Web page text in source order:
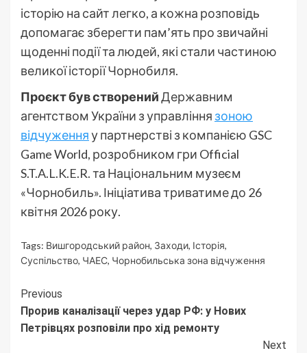
історію на сайт легко, а кожна розповідь
допомагає зберегти пам’ять про звичайні
щоденні події та людей, які стали частиною
великої історії Чорнобиля.
Проєкт був створенийДержавним
агентством України з управління зоною
відчуженняу партнерстві з компанією GSC
Game World, розробником гри Official
S.T.A.L.K.E.R. та Національним музеєм
«Чорнобиль». Ініціатива триватиме до 26
квітня 2026 року.
Tags: Вишгородський район, Заходи, Історія,
Суспільство, ЧАЕС, Чорнобильська зона відчуження
Continue
Reading
Previous
Прорив каналізації через удар РФ: у Нових
Петрівцях розповіли про хід ремонту
Next